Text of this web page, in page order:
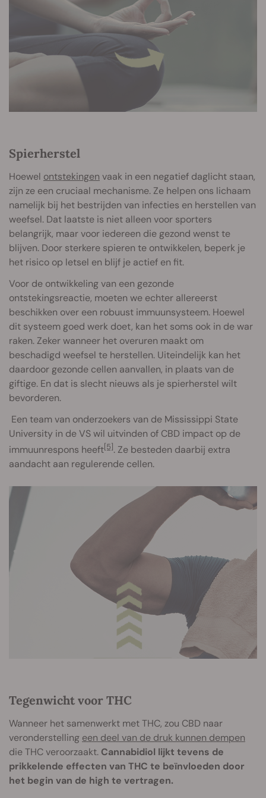
Spierherstel
Hoewel ontstekingen vaak in een negatief daglicht staan,
zijn ze een cruciaal mechanisme. Ze helpen ons lichaam
namelijk bij het bestrijden van infecties en herstellen van
weefsel. Dat laatste is niet alleen voor sporters
belangrijk, maar voor iedereen die gezond wenst te
blijven. Door sterkere spieren te ontwikkelen, beperk je
het risico op letsel en blijf je actief en fit.
Voor de ontwikkeling van een gezonde
ontstekingsreactie, moeten we echter allereerst
beschikken over een robuust immuunsysteem. Hoewel
dit systeem goed werk doet, kan het soms ook in de war
raken. Zeker wanneer het overuren maakt om
beschadigd weefsel te herstellen. Uiteindelijk kan het
daardoor gezonde cellen aanvallen, in plaats van de
giftige. En dat is slecht nieuws als je spierherstel wilt
bevorderen.
Een team van onderzoekers van de Mississippi State
University in de VS wil uitvinden of CBD impact op de
immuunrespons heeft[5]. Ze besteden daarbij extra
aandacht aan regulerende cellen.
Tegenwicht voor THC
Wanneer het samenwerkt met THC, zou CBD naar
veronderstelling een deel van de druk kunnen dempen
die THC veroorzaakt. Cannabidiol lijkt tevens de
prikkelende effecten van THC te beïnvloeden door
het begin van de high te vertragen.